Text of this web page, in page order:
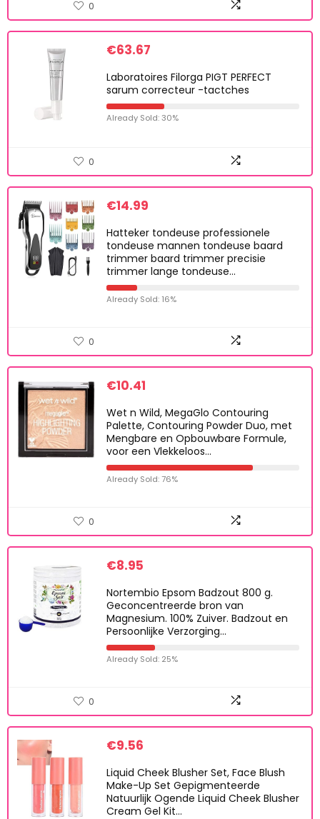
0
€63.67
Laboratoires Filorga PIGT PERFECT
sarum correcteur -tactches
Already Sold: 30%
0
€14.99
Hatteker tondeuse professionele
tondeuse mannen tondeuse baard
trimmer baard trimmer precisie
trimmer lange tondeuse…
Already Sold: 16%
0
€10.41
Wet n Wild, MegaGlo Contouring
Palette, Contouring Powder Duo, met
Mengbare en Opbouwbare Formule,
voor een Vlekkeloos…
Already Sold: 76%
0
€8.95
Nortembio Epsom Badzout 800 g.
Geconcentreerde bron van
Magnesium. 100% Zuiver. Badzout en
Persoonlijke Verzorging…
Already Sold: 25%
0
€9.56
Liquid Cheek Blusher Set, Face Blush
Make-Up Set Gepigmenteerde
Natuurlijk Ogende Liquid Cheek Blusher
Cream Gel Kit…